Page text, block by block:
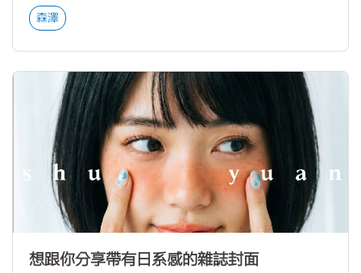
森澤
想跟你分享帶有日系感的雜誌封面